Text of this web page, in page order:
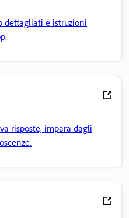
dettagliati e istruzioni
risposte, impara dagli